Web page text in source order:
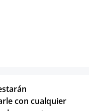
con cualquier